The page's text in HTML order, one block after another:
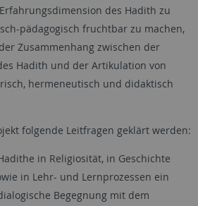
des Hadith zu
pädagogisch fruchtbar zu machen,
Zusammenhang zwischen der
Hadith und der Artikulation von
hermeneutisch und didaktisch
folgende Leitfragen geklärt werden:
in Religiosität, in Geschichte
in Lehr- und Lernprozessen ein
Begegnung mit dem